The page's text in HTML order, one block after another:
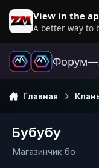
Перейти к содержанию
View in the
A better way to
Главная
Бубубу
Магазинчик бо